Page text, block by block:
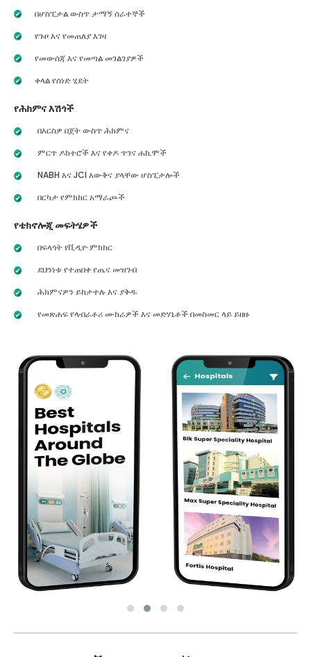
በሆስፒታል ውስጥ ታማኝ ሰራተኞች
የጉዞ እና የመጠለያ እገዛ
የመውሰጃ እና የመጣል መገልገያዎች
ቀላል የሰነድ ሂደት
የሕክምና እሽጎች
በእርስዎ በጀት ውስጥ ሕክምና
ምርጥ ዶክተሮች እና የቀዶ ጥገና ሐኪሞች
NABH እና JCI እውቅና ያላቸው ሆስፒታሎች
በርካታ የምክክር አማራጮች
የቴክኖሎጂ መፍትሄዎች
በፍላጎት የቪዲዮ ምክክር
ደህንነቱ የተጠበቀ የጤና መዝገብ
ሕክምናዎን ይከታተሉ እና ያቅዱ
የመጽሐፍ የላብራቶሪ ሙከራዎች እና መድሃኒቶች በመስመር ላይ ይዘዙ